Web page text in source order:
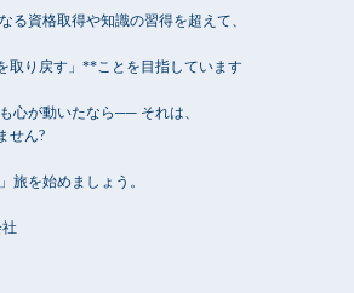
る資格取得や知識の習得を超えて、
取り戻す」**ことを目指しています
心が動いたなら── それは、
せん?
旅を始めましょう。